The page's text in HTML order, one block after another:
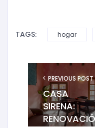
TAGS: hogar
PREVIOUS POST
CASA
SIRENA: